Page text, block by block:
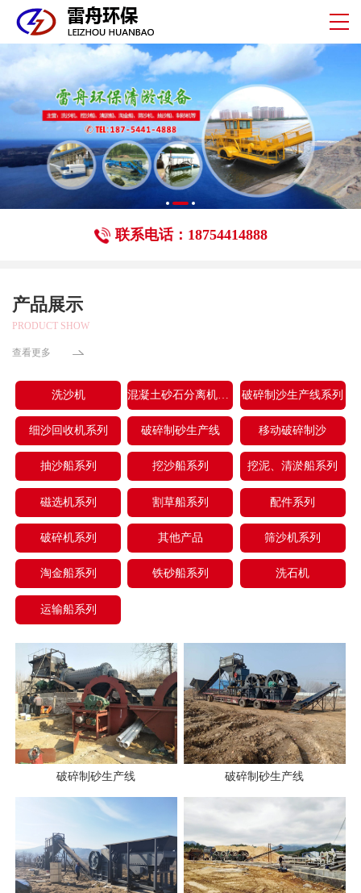
联系电话：18754414888
产品展示
PRODUCT SHOW
查看更多
洗沙机 破碎制沙生产线系列
细沙回收机系列 破碎制砂生产线 移动破碎制沙
抽沙船系列 挖沙船系列 挖泥、清淤船系列
磁选机系列 割草船系列 配件系列
破碎机系列 其他产品 筛沙机系列
淘金船系列 铁砂船系列 洗石机
运输船系列
破碎制砂生产线 破碎制砂生产线